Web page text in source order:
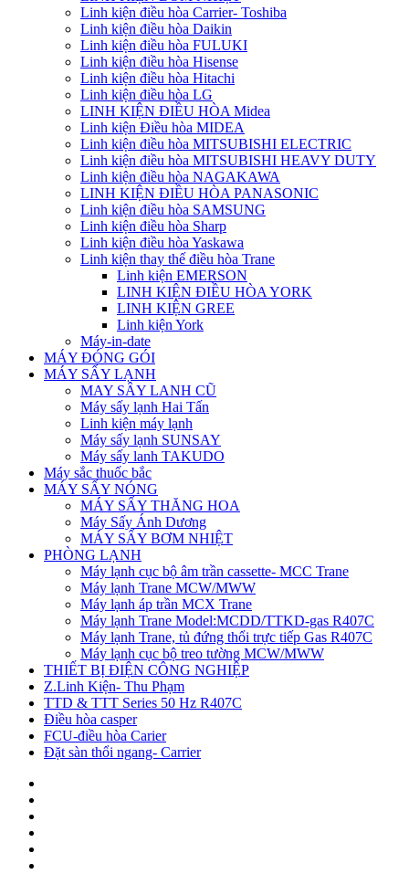
Linh kiện điều hòa Carrier- Toshiba
Linh kiện điều hòa Daikin
Linh kiện điều hòa FULUKI
Linh kiện điều hòa Hisense
Linh kiện điều hòa Hitachi
Linh kiện điều hòa LG
LINH KIỆN ĐIỀU HÒA Midea
Linh kiện Điều hòa MIDEA
Linh kiện điều hòa MITSUBISHI ELECTRIC
Linh kiện điều hòa MITSUBISHI HEAVY DUTY
Linh kiện điều hòa NAGAKAWA
LINH KIỆN ĐIỀU HÒA PANASONIC
Linh kiện điều hòa SAMSUNG
Linh kiện điều hòa Sharp
Linh kiện điều hòa Yaskawa
Linh kiện thay thế điều hòa Trane
Linh kiện EMERSON
LINH KIỆN ĐIỀU HÒA YORK
LINH KIỆN GREE
Linh kiện York
Máy-in-date
MÁY ĐÓNG GÓI
MÁY SẤY LẠNH
MAY SÂY LANH CŨ
Máy sấy lạnh Hai Tấn
Linh kiện máy lạnh
Máy sấy lạnh SUNSAY
Máy sấy lanh TAKUDO
Máy sắc thuốc bắc
MÁY SẤY NÓNG
MÁY SẤY THĂNG HOA
Máy Sấy Ánh Dương
MÁY SẤY BƠM NHIỆT
PHÒNG LẠNH
Máy lạnh cục bộ âm trần cassette- MCC Trane
Máy lạnh Trane MCW/MWW
Máy lạnh áp trần MCX Trane
Máy lạnh Trane Model:MCDD/TTKD-gas R407C
Máy lạnh Trane, tủ đứng thổi trực tiếp Gas R407C
Máy lạnh cục bộ treo tường MCW/MWW
THIẾT BỊ ĐIỆN CÔNG NGHIỆP
Z.Linh Kiện- Thu Phạm
TTD & TTT Series 50 Hz R407C
Điều hòa casper
FCU-điều hòa Carier
Đặt sàn thổi ngang- Carrier